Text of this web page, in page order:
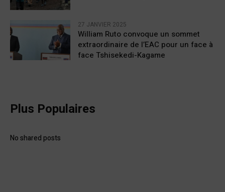
27 JANVIER 2025
William Ruto convoque un sommet
extraordinaire de l’EAC pour un face à
face Tshisekedi-Kagame
Plus Populaires
No shared posts